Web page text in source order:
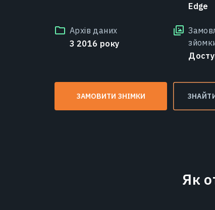
Edge
Архів даних
З 2016 року
ЗАМОВИТИ ЗНІМКИ
Як